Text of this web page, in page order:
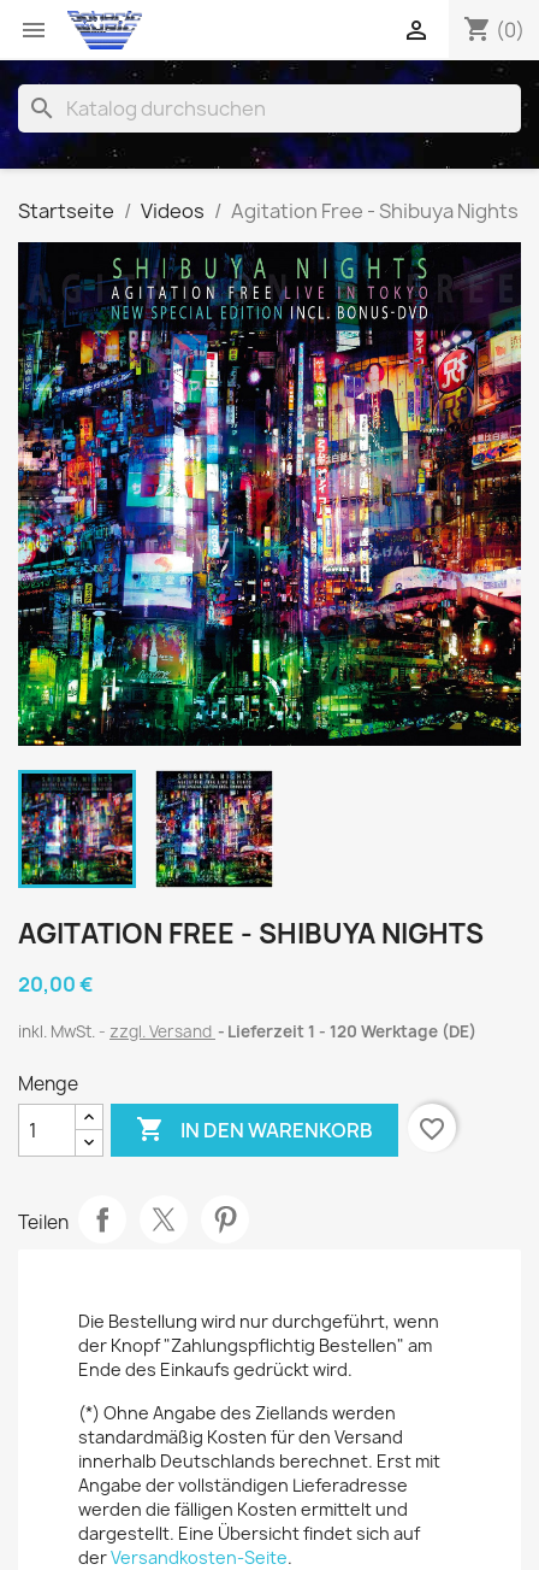
 shopping_cart (0)

search
Startseite Videos Agitation Free - Shibuya Nights
AGITATION FREE - SHIBUYA NIGHTS
20,00 €
inkl. MwSt. zzgl. Versand Lieferzeit 1 - 120 Werktage (DE)
Menge
 IN DEN WARENKORB favorite_border
Teilen
Die Bestellung wird nur durchgeführt, wenn
der Knopf "Zahlungspflichtig Bestellen" am
Ende des Einkaufs gedrückt wird.
(*) Ohne Angabe des Ziellands werden
standardmäßig Kosten für den Versand
innerhalb Deutschlands berechnet. Erst mit
Angabe der vollständigen Lieferadresse
werden die fälligen Kosten ermittelt und
dargestellt. Eine Übersicht findet sich auf
derVersandkosten-Seite.